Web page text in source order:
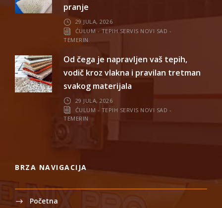
pranje
29 JULA, 2026
ĆULUM - TEPIH SERVIS NOVI SAD -
TEMERIN
Od čega je napravljen vaš tepih,
vodič kroz vlakna i pravilan tretman
svakog materijala
29 JULA, 2026
ĆULUM - TEPIH SERVIS NOVI SAD -
TEMERIN
BRZA NAVIGACIJA
Početna